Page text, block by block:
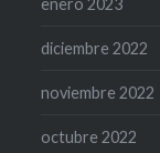
enero 2023
diciembre 2022
noviembre 2022
octubre 2022